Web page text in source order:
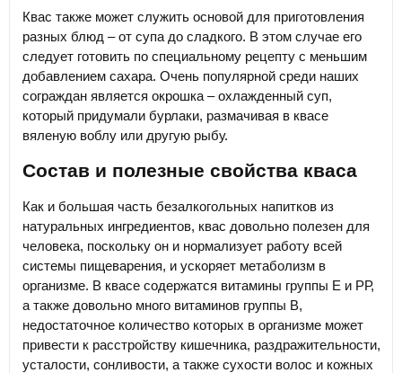
Квас также может служить основой для приготовления
разных блюд – от супа до сладкого. В этом случае его
следует готовить по специальному рецепту с меньшим
добавлением сахара. Очень популярной среди наших
сограждан является окрошка – охлажденный суп,
который придумали бурлаки, размачивая в квасе
вяленую воблу или другую рыбу.
Состав и полезные свойства кваса
Как и большая часть безалкогольных напитков из
натуральных ингредиентов, квас довольно полезен для
человека, поскольку он и нормализует работу всей
системы пищеварения, и ускоряет метаболизм в
организме. В квасе содержатся витамины группы Е и РР,
а также довольно много витаминов группы В,
недостаточное количество которых в организме может
привести к расстройству кишечника, раздражительности,
усталости, сонливости, а также сухости волос и кожных